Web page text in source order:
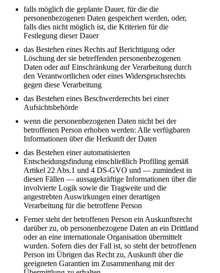
falls möglich die geplante Dauer, für die die
personenbezogenen Daten gespeichert werden, oder,
falls dies nicht möglich ist, die Kriterien für die
Festlegung dieser Dauer
das Bestehen eines Rechts auf Berichtigung oder
Löschung der sie betreffenden personenbezogenen
Daten oder auf Einschränkung der Verarbeitung durch
den Verantwortlichen oder eines Widerspruchsrechts
gegen diese Verarbeitung
das Bestehen eines Beschwerderechts bei einer
Aufsichtsbehörde
wenn die personenbezogenen Daten nicht bei der
betroffenen Person erhoben werden: Alle verfügbaren
Informationen über die Herkunft der Daten
das Bestehen einer automatisierten
Entscheidungsfindung einschließlich Profiling gemäß
Artikel 22 Abs.1 und 4 DS-GVO und — zumindest in
diesen Fällen — aussagekräftige Informationen über die
involvierte Logik sowie die Tragweite und die
angestrebten Auswirkungen einer derartigen
Verarbeitung für die betroffene Person
Ferner steht der betroffenen Person ein Auskunftsrecht
darüber zu, ob personenbezogene Daten an ein Drittland
oder an eine internationale Organisation übermittelt
wurden. Sofern dies der Fall ist, so steht der betroffenen
Person im Übrigen das Recht zu, Auskunft über die
geeigneten Garantien im Zusammenhang mit der